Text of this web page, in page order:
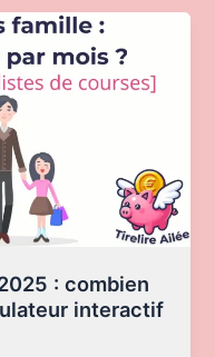
: combien
interactif